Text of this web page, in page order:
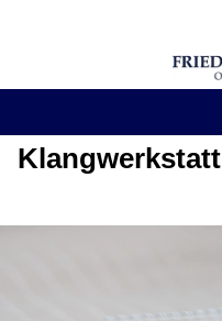
Klangwerkstatt